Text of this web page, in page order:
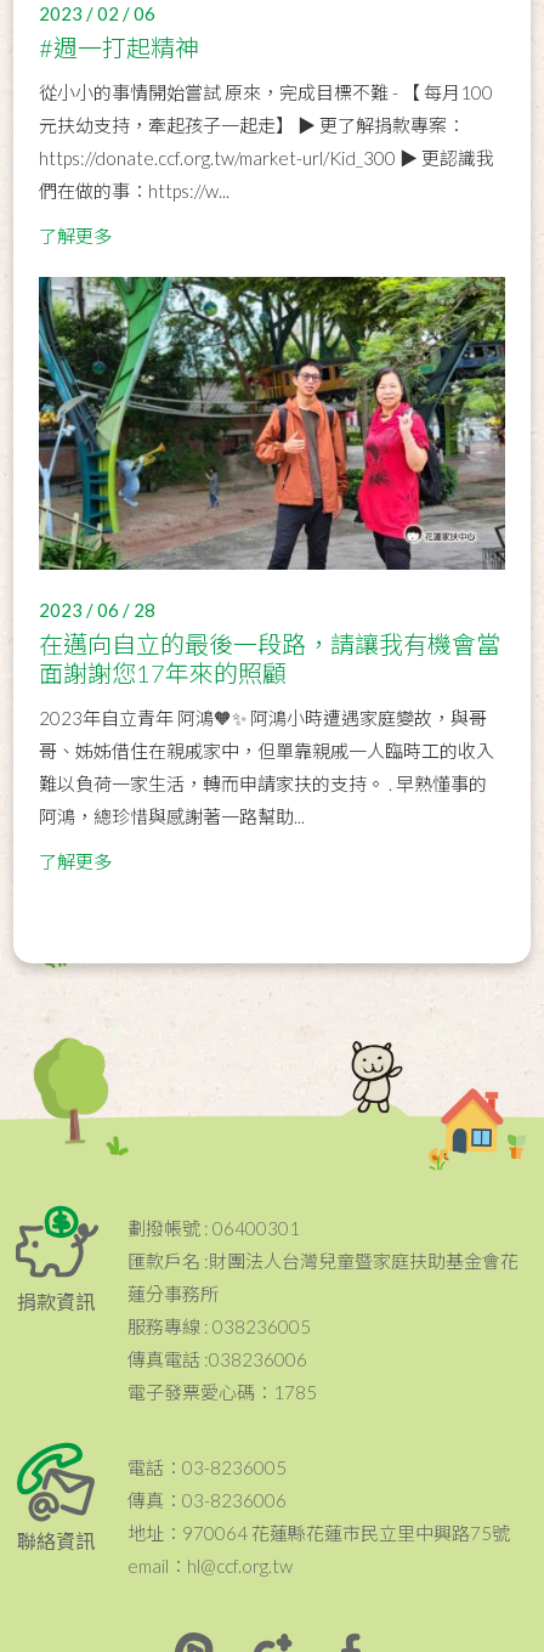
2023 / 02 / 06
#週一打起精神
從小小的事情開始嘗試 原來，完成目標不難 - 【 每月100
元扶幼支持，牽起孩子一起走】 ▶ 更了解捐款專案：
https://donate.ccf.org.tw/market-url/Kid_300 ▶ 更認識我
們在做的事：https://w...
了解更多
2023 / 06 / 28
在邁向自立的最後一段路，請讓我有機會當
面謝謝您17年來的照顧
2023年自立青年 阿鴻🧡✨ 阿鴻小時遭遇家庭變故，與哥
哥、姊姊借住在親戚家中，但單靠親戚一人臨時工的收入
難以負荷一家生活，轉而申請家扶的支持。 . 早熟懂事的
阿鴻，總珍惜與感謝著一路幫助...
了解更多
捐款資訊
劃撥帳號 : 06400301
匯款戶名 :財團法人台灣兒童暨家庭扶助基金會花
蓮分事務所
服務專線 : 038236005
傳真電話 :038236006
電子發票愛心碼：1785
聯絡資訊
電話：03-8236005
傳真：03-8236006
地址：970064 花蓮縣花蓮市民立里中興路75號
email：hl@ccf.org.tw